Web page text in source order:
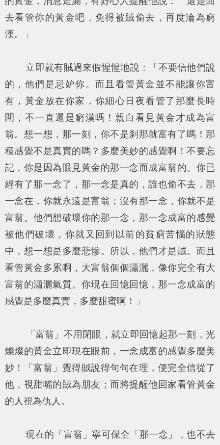
去看管你的黃金吧，免得被賊偷去，再度淪為窮
漢。」
立即就有賊過來假惺惺地說：「不要信他們說
的，他們是忌妒你。而且看管黃金並不能讓你富
有，黃金放在你家，你細心日夜看管了那麼長時
間，不一直還是窮漢嗎！親自看見黃金才成為富
翁。想一想，那一刻，你不是刹那就富有了嗎！那
種感覺不是真實的嗎？多麼美妙的感覺啊！不要忘
記，你是因為眼見黃金的那一念而成富翁的。你已
經有了那一念了，那一念是真的，誰也偷不去，那
一念在，你就永遠是富翁；沒有那一念，你就不是
富翁。他們想破壞你的那一念，那一念成富的感覺
被他們破壞，你就又回到以前的貧窮苦惱的狀態
中，想一想是多麼悲慘。所以，他們才是賊。而且
看管黃金多累啊，大富翁個個瀟灑，像你完全有大
富翁的瀟灑氣質。你現在回憶回憶，那一念成富的
感覺是多麼真實，多麼甜蜜啊！」
「富翁」不用閉眼，就立即回憶起那一刻，光
燦燦的黃金立即現在眼前，一念成富的感覺多麼美
妙！「富翁」覺得賊說得句句在理，便完全信從了
他，視甜嘴的賊為朋友；而將提醒他回家看管黃金
的人視為仇人。
現在的「富翁」寧可保全「那一念」，也不去